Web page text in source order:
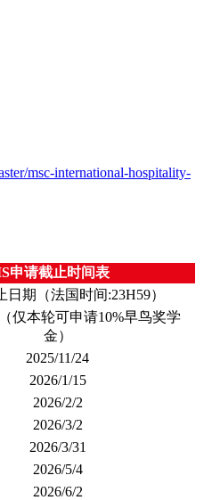
msc-international-hospitality-
申请截止时间表
日期（法国时间:23H59）
仅本轮可申请10%早鸟奖学
金）
2025/11/24
2026/1/15
2026/2/2
2026/3/2
2026/3/31
2026/5/4
2026/6/2